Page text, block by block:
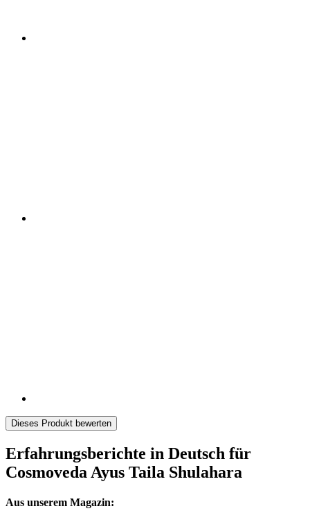
Dieses Produkt bewerten
Erfahrungsberichte in Deutsch für
Cosmoveda Ayus Taila Shulahara
Aus unserem Magazin: